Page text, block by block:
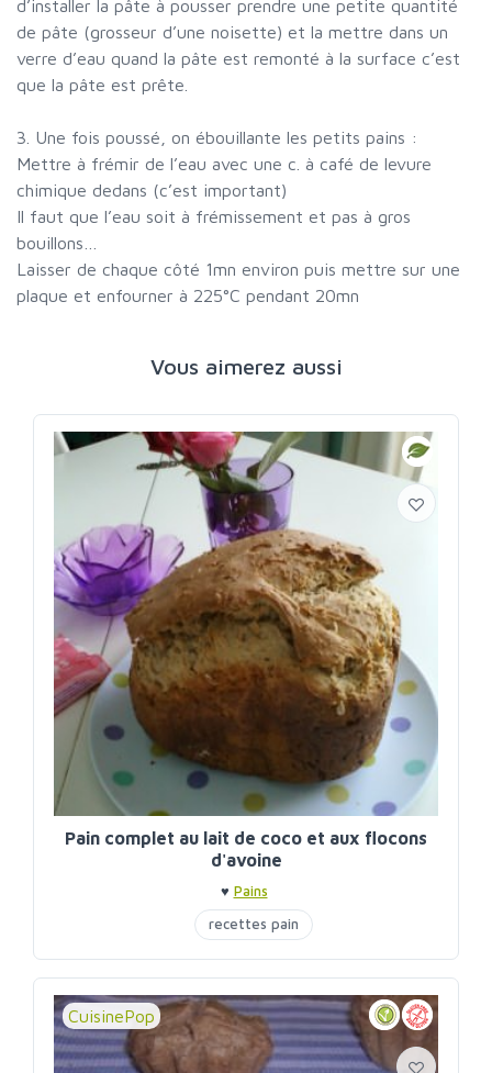
d’installer la pâte à pousser prendre une petite quantité
de pâte (grosseur d’une noisette) et la mettre dans un
verre d’eau quand la pâte est remonté à la surface c’est
que la pâte est prête.
3. Une fois poussé, on ébouillante les petits pains :
Mettre à frémir de l’eau avec une c. à café de levure
chimique dedans (c’est important)
Il faut que l’eau soit à frémissement et pas à gros
bouillons…
Laisser de chaque côté 1mn environ puis mettre sur une
plaque et enfourner à 225°C pendant 20mn
Vous aimerez aussi
Pain complet au lait de coco et aux flocons
d'avoine
♥ Pains
recettes pain
CuisinePop